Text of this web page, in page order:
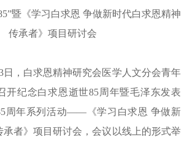
暨 《学习白求恩 争做新时代白求恩精神
传承者》项目研讨会
日，白求恩精神研究会医学人文分会青年
开纪念白求恩逝世85周年暨毛泽东发表
周年系列活动——《学习白求恩 争做新
承者》项目研讨会，会议以线上的形式举